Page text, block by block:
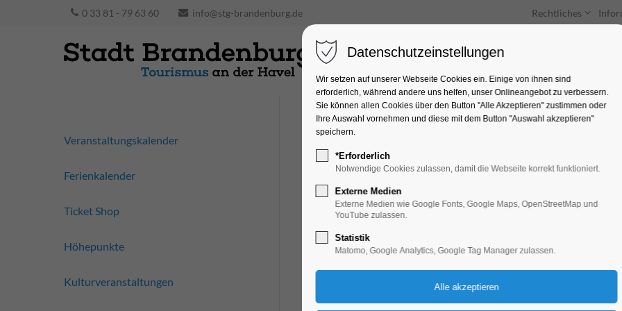
0 33 81 - 79 63 60 info@stg-brandenburg.de Rechtliches
Unterkünfte Entdecken & Erleben
Brandenburger
Ferienkalender, Kinder, Jugend, Mitmach-
27.07.2026, 10:00–17:00
Veranstaltungskalender
Ferienkalender
Ticket Shop
Höhepunkte
Kulturveranstaltungen
Datenschutzeinstellungen
Wir setzen auf unserer Webseite Cookies ein. Einige von ihnen sind
erforderlich, während andere uns helfen, unser Onlineangebot zu verbessern.
Sie können allen Cookies über den Button "Alle Akzeptieren" zustimmen oder
Ihre Auswahl vornehmen und diese mit dem Button "Auswahl akzeptieren"
speichern.
*Erforderlich
Notwendige Cookies zulassen, damit die Webseite korrekt funktioniert.
Externe Medien
Externe Medien wie Google Fonts, Google Maps, OpenStreetMap und
YouTube zulassen.
Statistik
Matomo, Google Analytics, Google Tag Manager zulassen.